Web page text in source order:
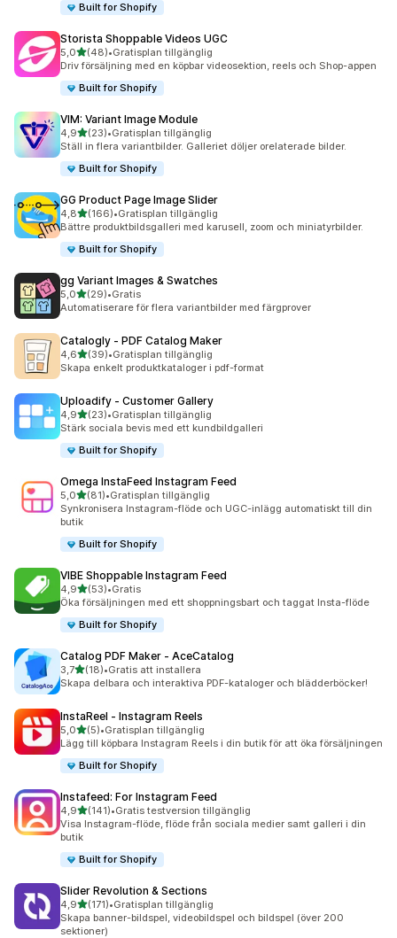
Built for Shopify
Storista Shoppable Videos UGC
5,0av 5 stjärnor
(48)
48 recensioner totalt
•Gratisplan tillgänglig
Driv försäljning med en köpbar videosektion, reels och Shop-appen
Built for Shopify
VIM: Variant Image Module
4,9av 5 stjärnor
(23)
23 recensioner totalt
•Gratisplan tillgänglig
Ställ in flera variantbilder. Galleriet döljer orelaterade bilder.
Built for Shopify
GG Product Page Image Slider
4,8av 5 stjärnor
(166)
166 recensioner totalt
•Gratisplan tillgänglig
Bättre produktbildsgalleri med karusell, zoom och miniatyrbilder.
Built for Shopify
gg Variant Images & Swatches
5,0av 5 stjärnor
(29)
29 recensioner totalt
•Gratis
Automatiserare för flera variantbilder med färgprover
Catalogly ‑ PDF Catalog Maker
4,6av 5 stjärnor
(39)
39 recensioner totalt
•Gratisplan tillgänglig
Skapa enkelt produktkataloger i pdf-format
Uploadify ‑ Customer Gallery
4,9av 5 stjärnor
(23)
23 recensioner totalt
•Gratisplan tillgänglig
Stärk sociala bevis med ett kundbildgalleri
Built for Shopify
Omega InstaFeed Instagram Feed
5,0av 5 stjärnor
(81)
81 recensioner totalt
•Gratisplan tillgänglig
Synkronisera Instagram-flöde och UGC-inlägg automatiskt till din
butik
Built for Shopify
VIBE Shoppable Instagram Feed
4,9av 5 stjärnor
(53)
53 recensioner totalt
•Gratis
Öka försäljningen med ett shoppningsbart och taggat Insta-flöde
Built for Shopify
Catalog PDF Maker ‑ AceCatalog
3,7av 5 stjärnor
(18)
18 recensioner totalt
•Gratis att installera
Skapa delbara och interaktiva PDF-kataloger och blädderböcker!
InstaReel ‑ Instagram Reels
5,0av 5 stjärnor
(5)
5 recensioner totalt
•Gratisplan tillgänglig
Lägg till köpbara Instagram Reels i din butik för att öka försäljningen
Built for Shopify
Instafeed: For Instagram Feed
4,9av 5 stjärnor
(141)
141 recensioner totalt
•Gratis testversion tillgänglig
Visa Instagram-flöde, flöde från sociala medier samt galleri i din
butik
Built for Shopify
Slider Revolution & Sections
4,9av 5 stjärnor
(171)
171 recensioner totalt
•Gratisplan tillgänglig
Skapa banner-bildspel, videobildspel och bildspel (över 200
sektioner)